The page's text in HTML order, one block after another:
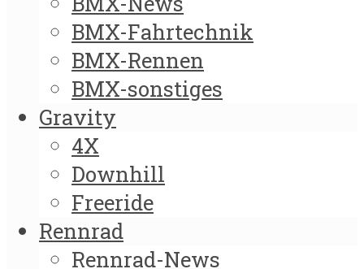
BMX-Fahrtechnik
BMX-Rennen
BMX-sonstiges
Gravity
4X
Downhill
Freeride
Rennrad
Rennrad-News